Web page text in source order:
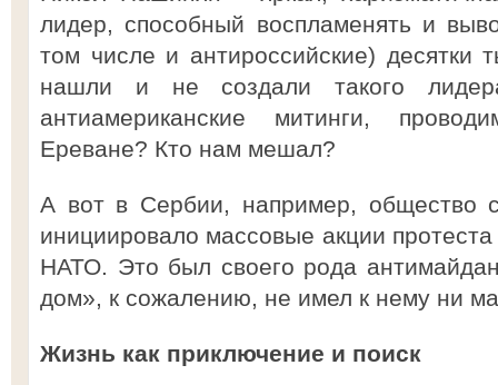
лидер, способный воспламенять и
том числе и антироссийские)
нашли и не создали такого
антиамериканские митинги,
Ереване? Кто нам мешал?
А вот в Сербии, например, общество
инициировало массовые акции
НАТО. Это был своего рода
дом», к сожалению, не имел к нему ни
Жизнь как приключение и поиск